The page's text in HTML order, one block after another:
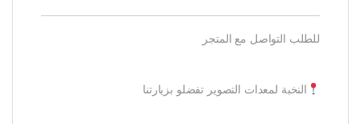
للطلب التواصل مع المتجر
النخبة لمعدات التصوير تفضلو بزيارتنا